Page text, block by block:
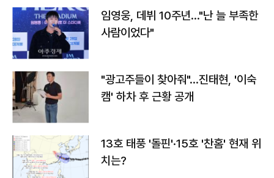
임영웅, 데뷔 10주년…"난 늘 부족한
사람이었다"
"광고주들이 찾아줘"…진태현, '이숙
캠' 하차 후 근황 공개
13호 태풍 '돌핀'·15호 '찬홈' 현재 위
치는?